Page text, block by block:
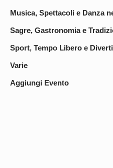
Musica, Spettacoli e Danza
Sagre, Gastronomia e
Sport, Tempo Libero e
Varie
Aggiungi Evento